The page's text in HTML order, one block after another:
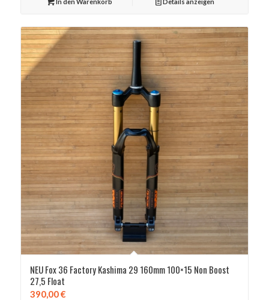
NEU Fox 36 Factory Kashima 29 160mm 100×15 Non Boost
27,5 Float
390,00€